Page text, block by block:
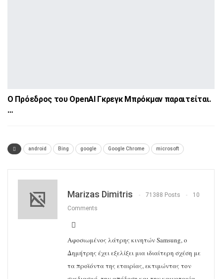
Ο Πρόεδρος του OpenAI Γκρεγκ Μπρόκμαν παραιτείται.
…
android Bing google Google Chrome microsoft
Marizas Dimitris 71388 Posts
10
Comments
Αφοσιωμένος λάτρης κινητών Samsung, ο
Δημήτρης έχει εξελίξει μια ιδιαίτερη σχέση με
τα προϊόντα της εταιρίας, εκτιμώντας τον